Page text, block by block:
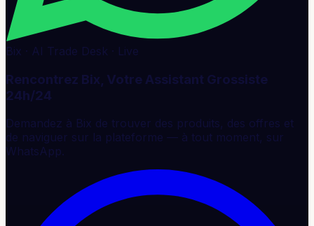
Bix · AI Trade Desk · Live
Rencontrez Bix, Votre Assistant Grossiste
24h/24
Demandez à Bix de trouver des produits, des offres et
de naviguer sur la plateforme — à tout moment, sur
WhatsApp.